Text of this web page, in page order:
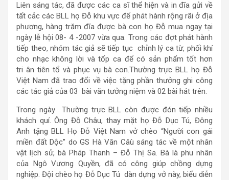
Liên sáng tác, đã được các ca sĩ thể hiện và in đĩa gửi về
tất cảc các BLL họ Đỗ khu vực để phát hành rộng rãi ở địa
phương, hàng trăm đĩa được bà con họ Đỗ mua ngay tại
ngày lễ hội 08- 4 -2007 vừa qua. Trong các đợt phát hành
tiếp theo, nhóm tác giả sẽ tiếp tục chỉnh lý ca từ, phối khí
cho nhạc không lời và tốp ca để có sản phẩm tốt hơn
tri ân tiên tổ và phục vụ bà con.Thường trực BLL họ Đỗ
Việt Nam đã trao đổi về việc tặng phần thưởng ghi công
các tác giả của 03 bài văn tưởng niệm và 02 bài hát trên.
Trong ngày Thường trực BLL còn được đón tiếp nhiều
khách quí. Ông Đỗ Châu, thay mặt họ Đỗ Dục Tú, Đông
Anh tặng BLL Họ Đỗ Việt Nam vở chèo “Người con gái
miền đất Dộc” do GS Hà Văn Câù sáng tác về một nhân
vật lịch sử, bà Pháp Thanh – Đỗ Thị Sa. Bà là phu nhân
của Ngô Vương Quyền, đã có công giúp chồng dựng
nghiệp. Đội chèo họ Đỗ Dục Tú dàn dựng vở này, biểu diễn